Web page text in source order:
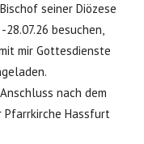
seiner Diözese
besuchen,
mir Gottesdienste
nach dem
Pfarrkirche Hassfurt